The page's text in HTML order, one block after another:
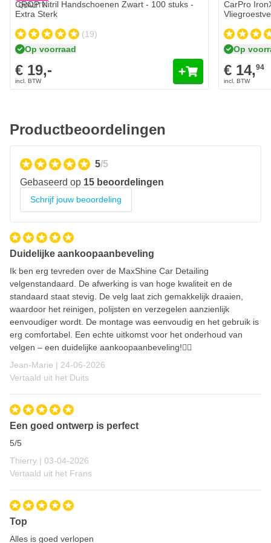
CROP Nitril Handschoenen Zwart - 100 stuks -
Extra Sterk
(19)
Op voorraad
€ 19,-
CarPro
Op
€ 14,94
Productbeoordelingen
5/5
Gebaseerd op 15 beoordelingen
Schrijf jouw beoordeling
Duidelijke aankoopaanbeveling
Ik ben erg tevreden over de MaxShine Car Detailing
velgenstandaard. De afwerking is van hoge kwaliteit en de
standaard staat stevig. De velg laat zich gemakkelijk draaien,
waardoor het reinigen, polijsten en verzegelen aanzienlijk
eenvoudiger wordt. De montage was eenvoudig en het gebruik is
erg comfortabel. Een echte uitkomst voor het onderhoud van
velgen – een duidelijke aankoopaanbeveling!👍🏼
Jean-Marie | 24 juni 2026
24-06-2026
Vertaald uit het Duits
Een goed ontwerp is perfect
5/5
Thierry | 3 april 2026
03-04-2026
Vertaald uit het Frans
Top
Alles is goed verlopen